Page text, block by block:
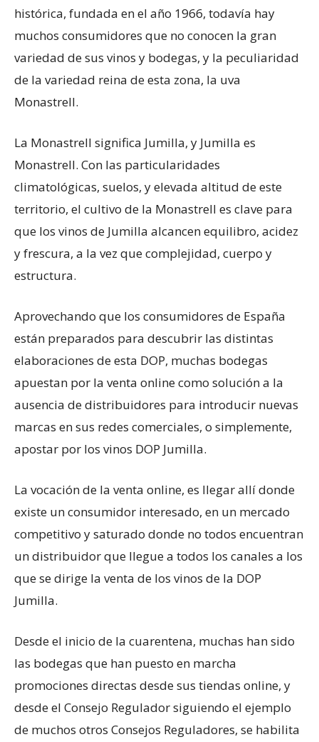
histórica, fundada en el año 1966, todavía hay
muchos consumidores que no conocen la gran
variedad de sus vinos y bodegas, y la peculiaridad
de la variedad reina de esta zona, la uva
Monastrell.
La Monastrell significa Jumilla, y Jumilla es
Monastrell. Con las particularidades
climatológicas, suelos, y elevada altitud de este
territorio, el cultivo de la Monastrell es clave para
que los vinos de Jumilla alcancen equilibro, acidez
y frescura, a la vez que complejidad, cuerpo y
estructura.
Aprovechando que los consumidores de España
están preparados para descubrir las distintas
elaboraciones de esta DOP, muchas bodegas
apuestan por la venta online como solución a la
ausencia de distribuidores para introducir nuevas
marcas en sus redes comerciales, o simplemente,
apostar por los vinos DOP Jumilla.
La vocación de la venta online, es llegar allí donde
existe un consumidor interesado, en un mercado
competitivo y saturado donde no todos encuentran
un distribuidor que llegue a todos los canales a los
que se dirige la venta de los vinos de la DOP
Jumilla.
Desde el inicio de la cuarentena, muchas han sido
las bodegas que han puesto en marcha
promociones directas desde sus tiendas online, y
desde el Consejo Regulador siguiendo el ejemplo
de muchos otros Consejos Reguladores, se habilita